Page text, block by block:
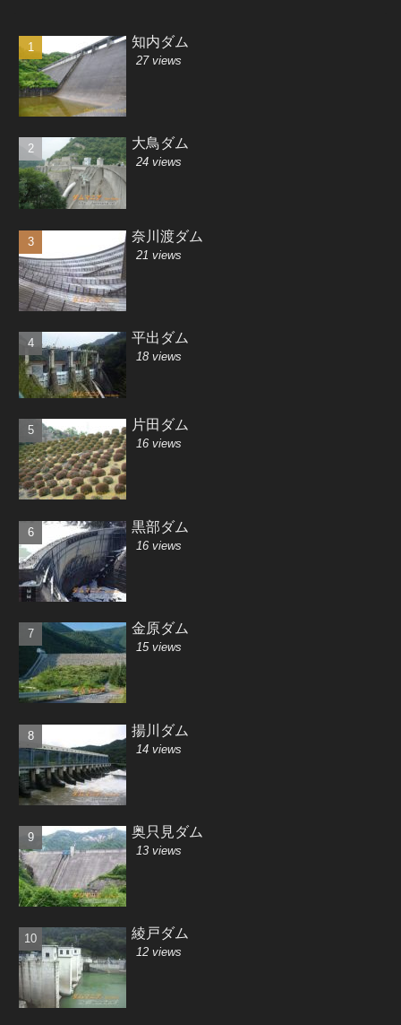
知内ダム
27 views
大鳥ダム
24 views
奈川渡ダム
21 views
平出ダム
18 views
片田ダム
16 views
黒部ダム
16 views
金原ダム
15 views
揚川ダム
14 views
奥只見ダム
13 views
綾戸ダム
12 views